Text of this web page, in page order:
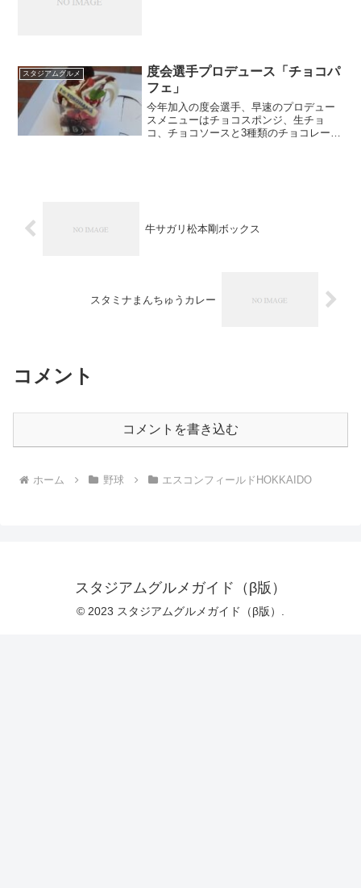
スタジアムグルメ
度会選手プロデュース「チョコパ
フェ」
今年加入の度会選手、早速のプロデュー
スメニューはチョコスポンジ、生チョ
コ、チョコソースと3種類のチョコレート
牛サガリ松本剛ボックス
スタミナまんちゅうカレー
コメント
コメントを書き込む
ホーム 野球 エスコンフィールドHOKKAIDO
スタジアムグルメガイド（β版）
© 2023 スタジアムグルメガイド（β版）.